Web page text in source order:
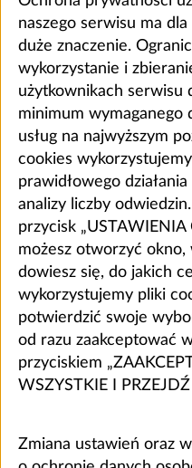
naszego serwisu ma
duże znaczenie.
wykorzystanie i
użytkownikach serwisu
minimum wymaganego
usług na najwyższym
cookies
prawidłowego
analizy liczby
przycisk „USTAWIENIA
możesz otworzyć okno,
dowiesz się, do jakich
wykorzystujemy pliki
potwierdzić swoje
od razu zaakceptować
przyciskiem
WSZYSTKIE I
Zmiana ustawień oraz